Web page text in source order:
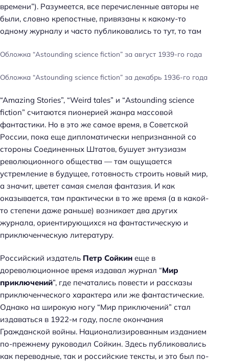
времени”). Разумеется, все перечисленные авторы не
были, словно крепостные, привязаны к какому-то
одному журналу и часто публиковались то тут, то там
Обложка “Astounding science fiction” за август 1939-го года
Обложка “Astounding science fiction” за декабрь 1936-го года
“Amazing Stories”, “Weird tales” и “Astounding science
fiction” считаются пионерией жанра массовой
фантастики. Но в это же самое время, в Советской
России, пока еще дипломатически непризнанной со
стороны Соединенных Штатов, бушует энтузиазм
революционного общества — там ощущается
устремление в будущее, готовность строить новый мир,
а значит, цветет самая смелая фантазия. И как
оказывается, там практически в то же время (а в какой-
то степени даже раньше) возникает два других
журнала, ориентирующихся на фантастическую и
приключенческую литературу.
Российский издатель Петр Сойкин еще в
дореволюционное время издавал журнал “Мир
приключений”, где печатались повести и рассказы
приключенческого характера или же фантастические.
Однако на широкую ногу “Мир приключений” стал
издаваться в 1922-м году, после окончания
Гражданской войны. Национализированным изданием
по-прежнему руководил Сойкин. Здесь публиковались
как переводные, так и российские тексты, и это был по-